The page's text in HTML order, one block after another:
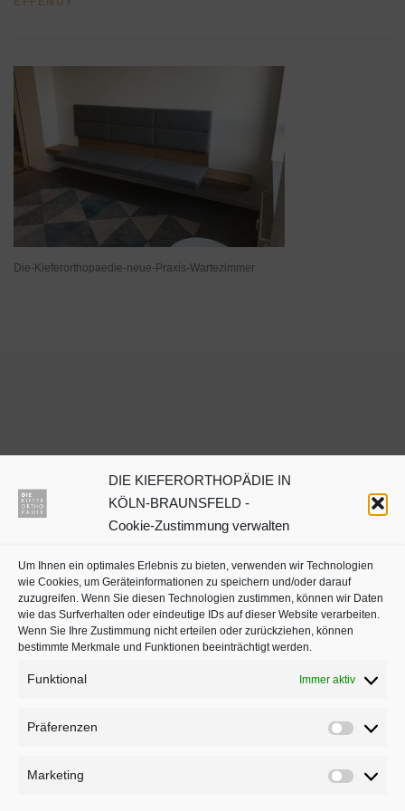
DIE KIEFERORTHOPÄDIE IN
KÖLN-BRAUNSFELD -
Cookie-Zustimmung verwalten
Um Ihnen ein optimales Erlebnis zu bieten, verwenden wir Technologien
wie Cookies, um Geräteinformationen zu speichern und/oder darauf
zuzugreifen. Wenn Sie diesen Technologien zustimmen, können wir Daten
wie das Surfverhalten oder eindeutige IDs auf dieser Website verarbeiten.
Wenn Sie Ihre Zustimmung nicht erteilen oder zurückziehen, können
bestimmte Merkmale und Funktionen beeinträchtigt werden.
Funktional Immer aktiv
Präferenzen
Marketing
Marketing
Die-Kieferorthopaedie-neue-Praxis-Wartezimmer
Dr. Julia Neuschulz
Kieferorthopäden oder
Zahnärzte mit Schwerpunkt
in Köln aufjameda